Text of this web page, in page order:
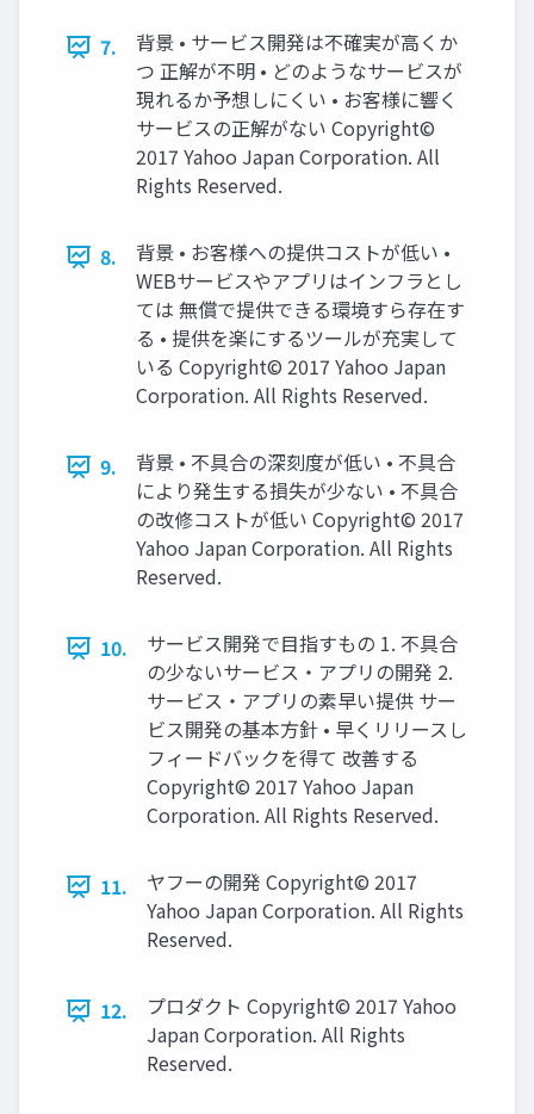
7.
背景 • サービス開発は不確実が高くか
つ 正解が不明 • どのようなサービスが
現れるか予想しにくい • お客様に響く
サービスの正解がない Copyright©
2017 Yahoo Japan Corporation. All
Rights Reserved.
8.
背景 • お客様への提供コストが低い •
WEBサービスやアプリはインフラとし
ては 無償で提供できる環境すら存在す
る • 提供を楽にするツールが充実して
いる Copyright© 2017 Yahoo Japan
Corporation. All Rights Reserved.
9.
背景 • 不具合の深刻度が低い • 不具合
により発生する損失が少ない • 不具合
の改修コストが低い Copyright© 2017
Yahoo Japan Corporation. All Rights
Reserved.
10.
サービス開発で目指すもの 1. 不具合
の少ないサービス・アプリの開発 2.
サービス・アプリの素早い提供 サー
ビス開発の基本方針 • 早くリリースし
フィードバックを得て 改善する
Copyright© 2017 Yahoo Japan
Corporation. All Rights Reserved.
11.
ヤフーの開発 Copyright© 2017
Yahoo Japan Corporation. All Rights
Reserved.
12.
プロダクト Copyright© 2017 Yahoo
Japan Corporation. All Rights
Reserved.